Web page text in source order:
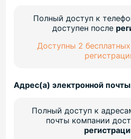
Полный доступ к
доступен после
Доступны 2
Адрес(а) электронной
Полный доступ к
почты компании